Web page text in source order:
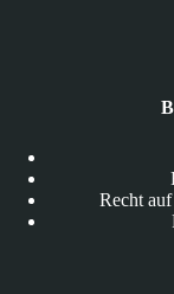
Recht